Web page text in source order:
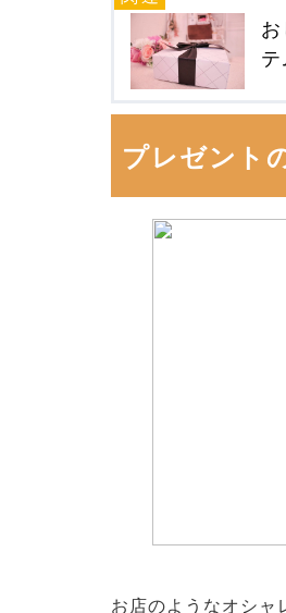
プレゼント
お店のようなオシャ